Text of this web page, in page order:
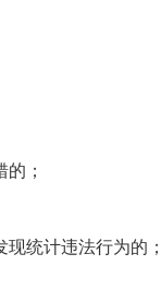
；
统计违法行为的